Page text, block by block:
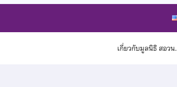
เกี่ยวกับมูลนิธิ สอวน.